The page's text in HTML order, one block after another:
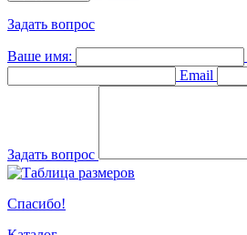
Задать вопрос
Ваше имя:
Email
Задать вопрос
Спасибо!